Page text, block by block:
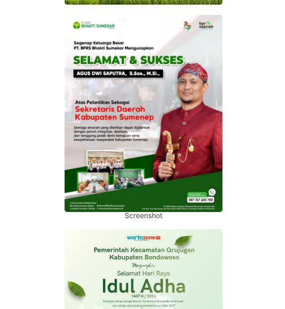
Screenshot